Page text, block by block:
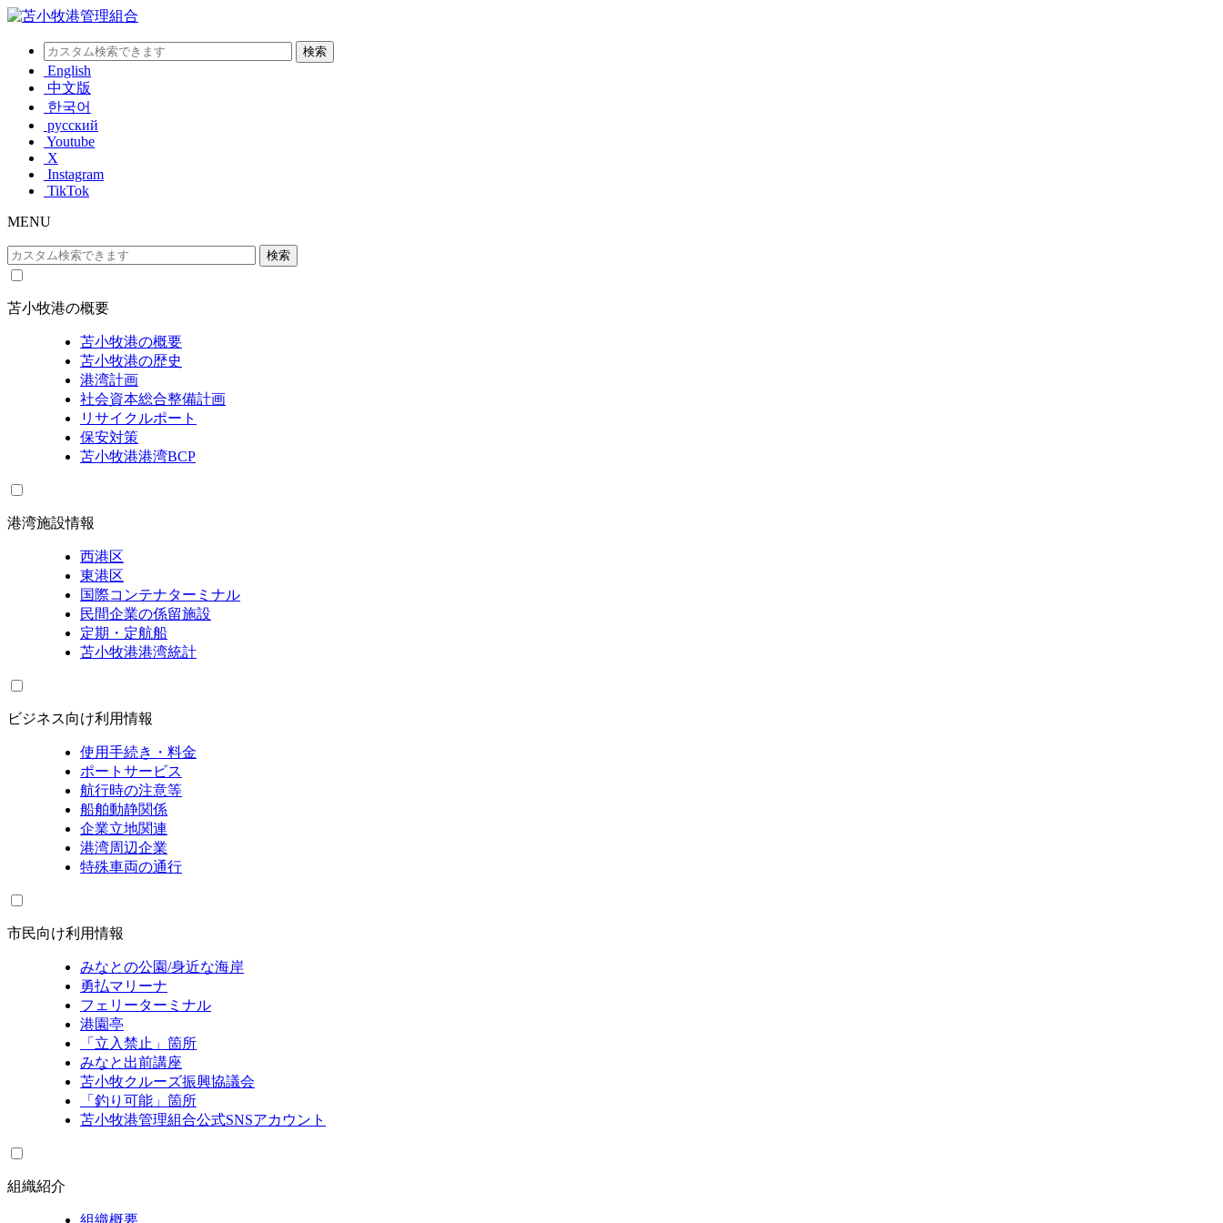
English
中文版
한국어
русский
Youtube
X
Instagram
TikTok
MENU
苫小牧港の概要
苫小牧港の概要
苫小牧港の歴史
港湾計画
社会資本総合整備計画
リサイクルポート
保安対策
苫小牧港港湾BCP
港湾施設情報
西港区
東港区
国際コンテナターミナル
民間企業の係留施設
定期・定航船
苫小牧港港湾統計
ビジネス向け利用情報
使用手続き・料金
ポートサービス
航行時の注意等
船舶動静関係
企業立地関連
港湾周辺企業
特殊車両の通行
市民向け利用情報
みなとの公園/身近な海岸
勇払マリーナ
フェリーターミナル
港園亭
「立入禁止」箇所
みなと出前講座
苫小牧クルーズ振興協議会
「釣り可能」箇所
苫小牧港管理組合公式SNSアカウント
組織紹介
組織概要